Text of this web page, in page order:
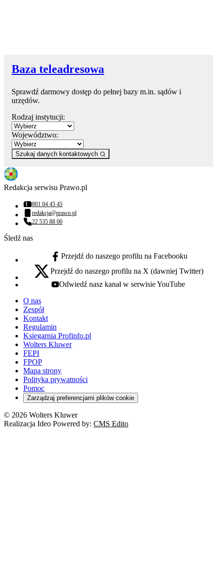
Baza teleadresowa
Sprawdź darmowy dostęp do pełnej bazy m.in. sądów i
urzędów.
Rodzaj instytucji:
Województwo:
Szukaj danych kontaktowych
Redakcja serwisu Prawo.pl
Numer telefonu:
801 04 45 45
Adres email:
redakcja@prawo.pl
Numer telefonu:
22 535 88 00
Śledź nas
facebook - otwiera się w nowej karcie
Przejdź do naszego profilu na Facebooku
x - otwiera się w nowej karcie
Przejdź do naszego profilu na X (dawniej Twitter)
youtube - otwiera się w nowej karcie
Odwiedź nasz kanał w serwisie YouTube
O nas
Zespół
Kontakt
Regulamin
Księgarnia Profinfo.pl
Wolters Kluwer
FEPI
FPOP
Mapa strony
Polityka prywatności
Pomoc
Zarządzaj preferencjami plików cookie
© 2026 Wolters Kluwer
Realizacja Ideo Powered by: CMS Edito